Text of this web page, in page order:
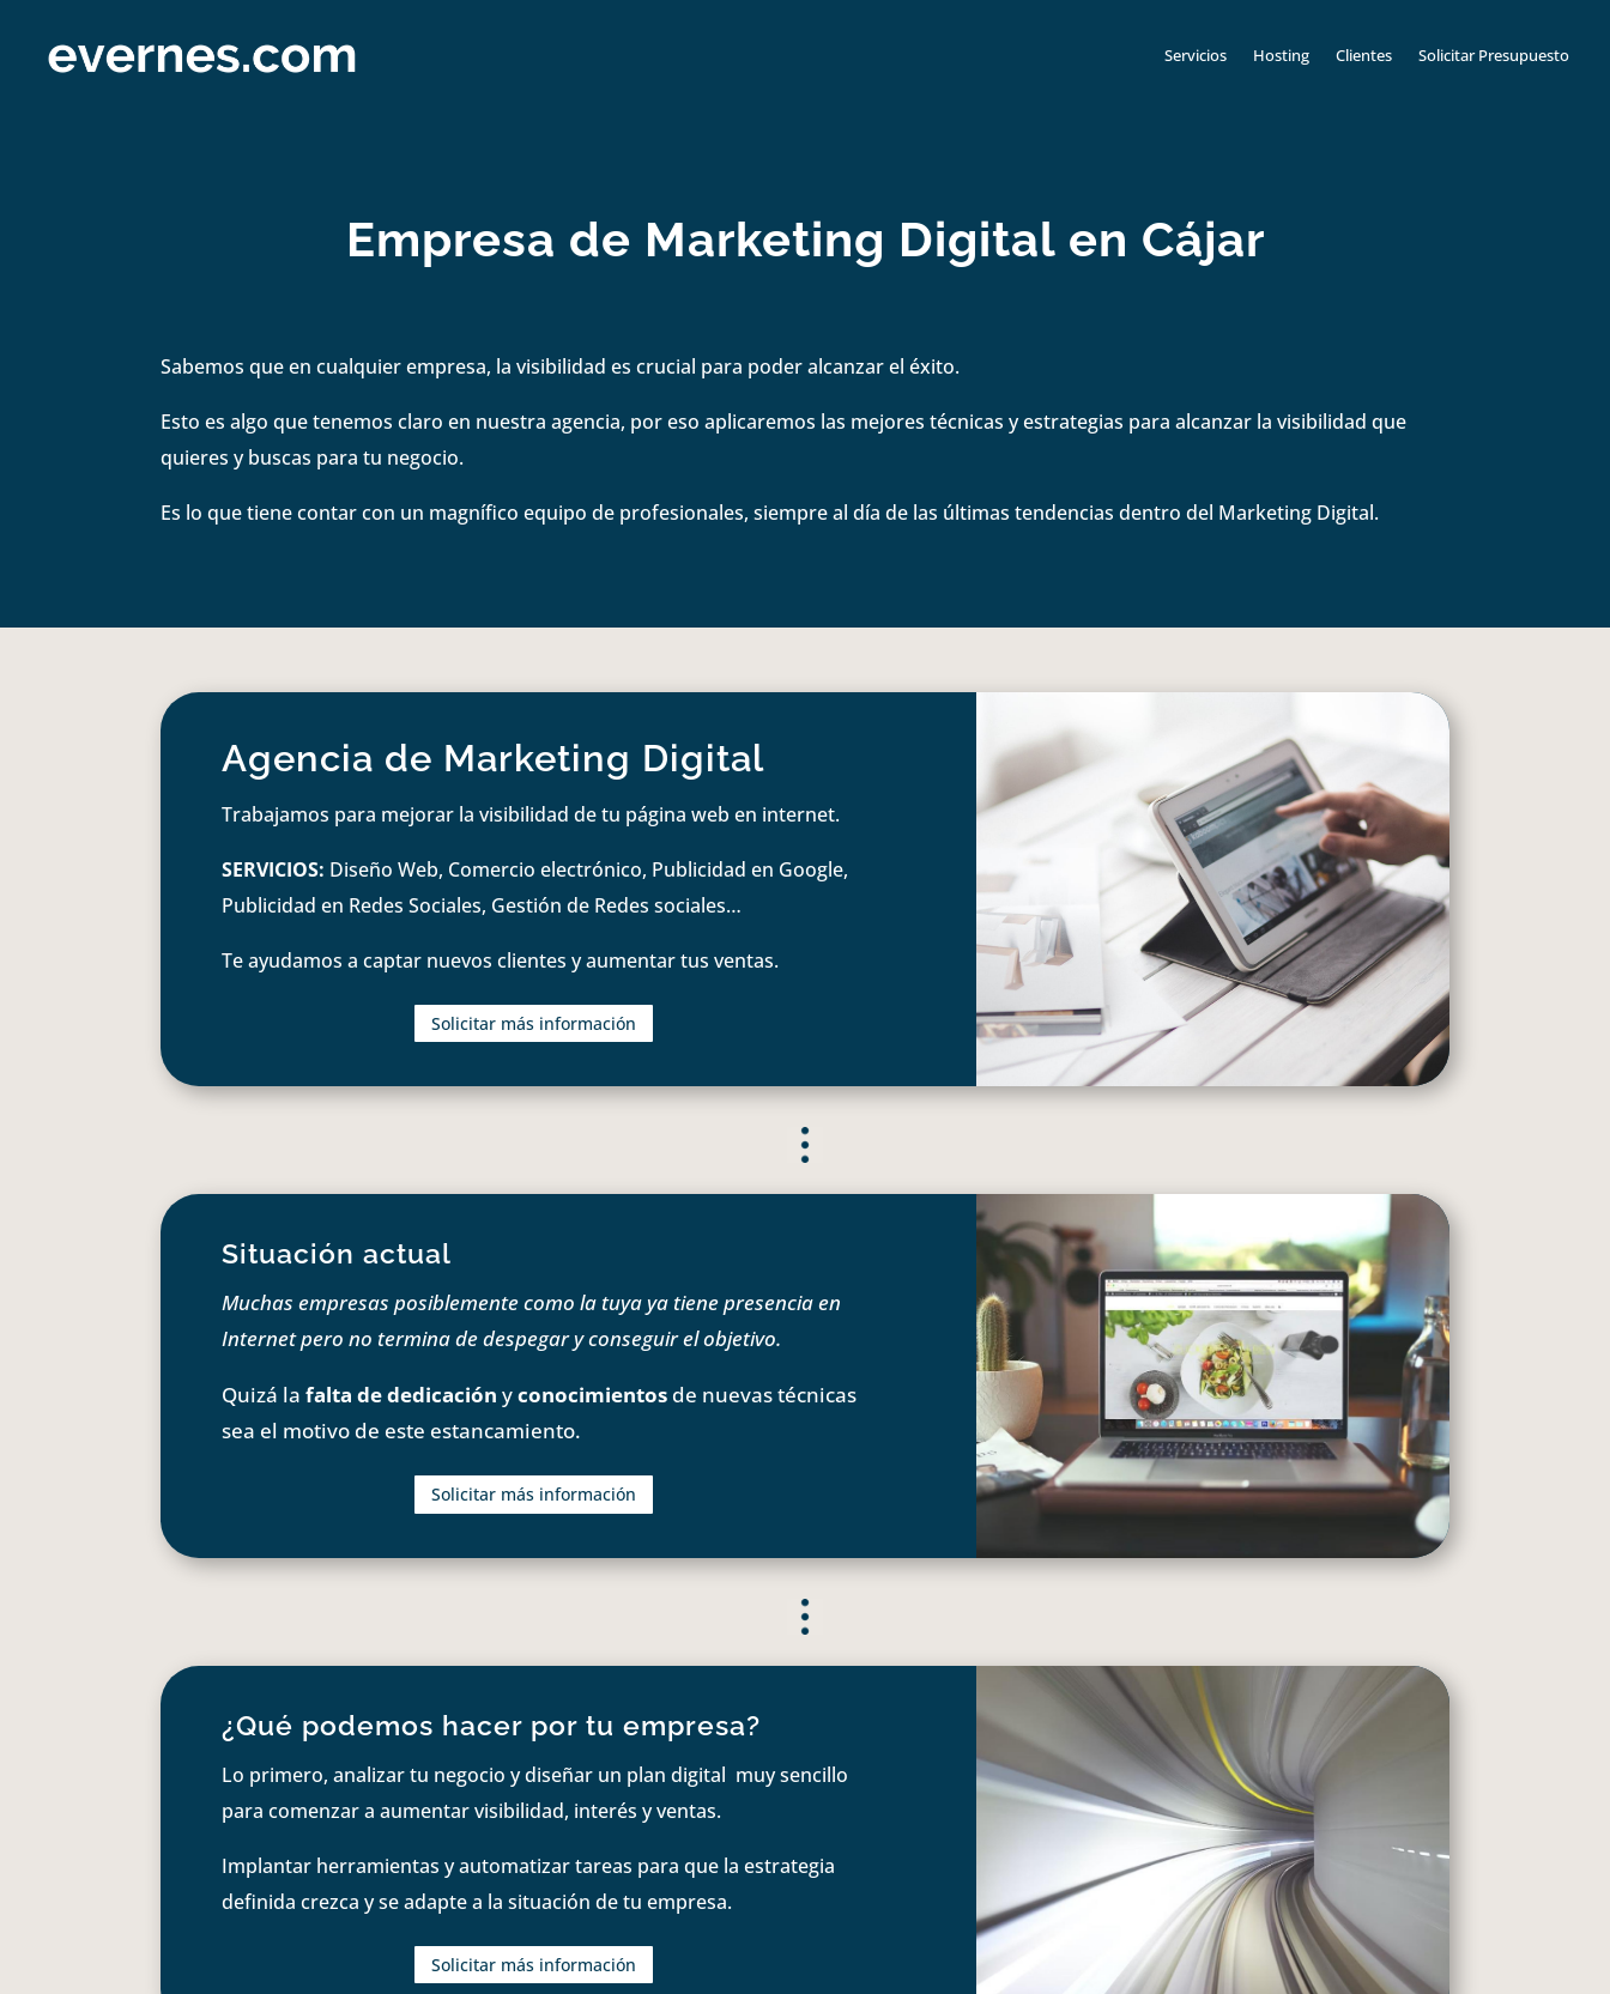
Servicios Hosting Clientes Solicitar Presupuesto
Empresa de Marketing Digital en Cájar
Sabemos que en cualquier empresa, la visibilidad es crucial para poder alcanzar el éxito.
Esto es algo que tenemos claro en nuestra agencia, por eso aplicaremos las mejores técnicas y estrategias para alcanzar la visibilidad que
quieres y buscas para tu negocio.
Es lo que tiene contar con un magnífico equipo de profesionales, siempre al día de las últimas tendencias dentro del Marketing Digital.
Agencia de Marketing Digital
Trabajamos para mejorar la visibilidad de tu página web en internet.
SERVICIOS: Diseño Web, Comercio electrónico, Publicidad en Google,
Publicidad en Redes Sociales, Gestión de Redes sociales…
Te ayudamos a captar nuevos clientes y aumentar tus ventas.
Solicitar más información
Situación actual
Muchas empresas posiblemente como la tuya ya tiene presencia en
Internet pero no termina de despegar y conseguir el objetivo.
Quizá lafalta de dedicación yconocimientos de nuevas técnicas
sea el motivo de este estancamiento.
Solicitar más información
¿Qué podemos hacer por tu empresa?
Lo primero, analizar tu negocio y diseñar un plan digital muy sencillo
para comenzar a aumentar visibilidad, interés y ventas.
Implantar herramientas y automatizar tareas para que la estrategia
definida crezca y se adapte a la situación de tu empresa.
Solicitar más información